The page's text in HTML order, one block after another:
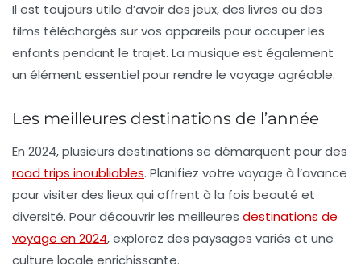
Il est toujours utile d’avoir des jeux, des livres ou des
films téléchargés sur vos appareils pour occuper les
enfants pendant le trajet. La musique est également
un élément essentiel pour rendre le voyage agréable.
Les meilleures destinations de l’année
En 2024, plusieurs destinations se démarquent pour des
road trips inoubliables. Planifiez votre voyage à l’avance
pour visiter des lieux qui offrent à la fois beauté et
diversité. Pour découvrir les meilleures destinations de
voyage en 2024, explorez des paysages variés et une
culture locale enrichissante.